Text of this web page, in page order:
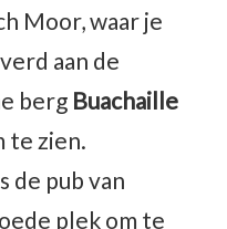
Moor, waar je
aan de
berg Buachaille
te zien.
de pub van
plek om te